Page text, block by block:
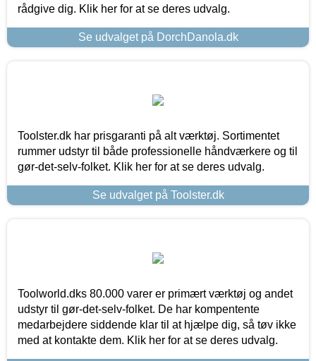
rådgive dig. Klik her for at se deres udvalg.
Se udvalget på DorchDanola.dk
Toolster.dk har prisgaranti på alt værktøj. Sortimentet
rummer udstyr til både professionelle håndværkere og til
gør-det-selv-folket. Klik her for at se deres udvalg.
Se udvalget på Toolster.dk
Toolworld.dks 80.000 varer er primært værktøj og andet
udstyr til gør-det-selv-folket. De har kompentente
medarbejdere siddende klar til at hjælpe dig, så tøv ikke
med at kontakte dem. Klik her for at se deres udvalg.